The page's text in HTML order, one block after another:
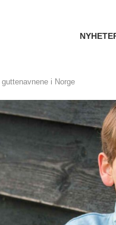
i Norge